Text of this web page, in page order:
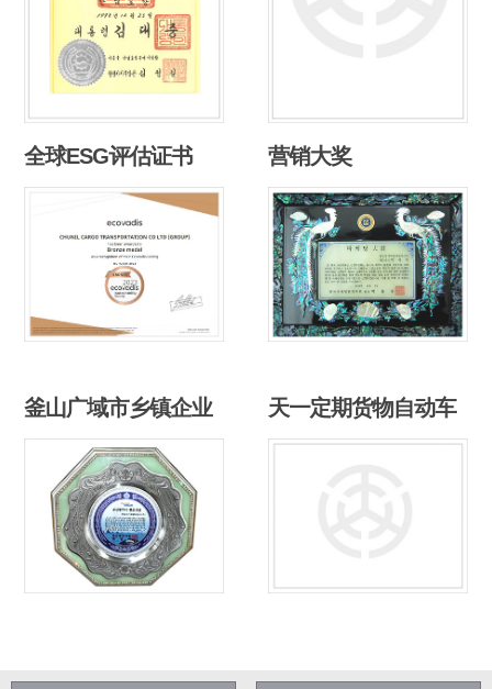
全球ESG评估证书 营销大奖
釜山广域市乡镇企业 天一定期货物自动车